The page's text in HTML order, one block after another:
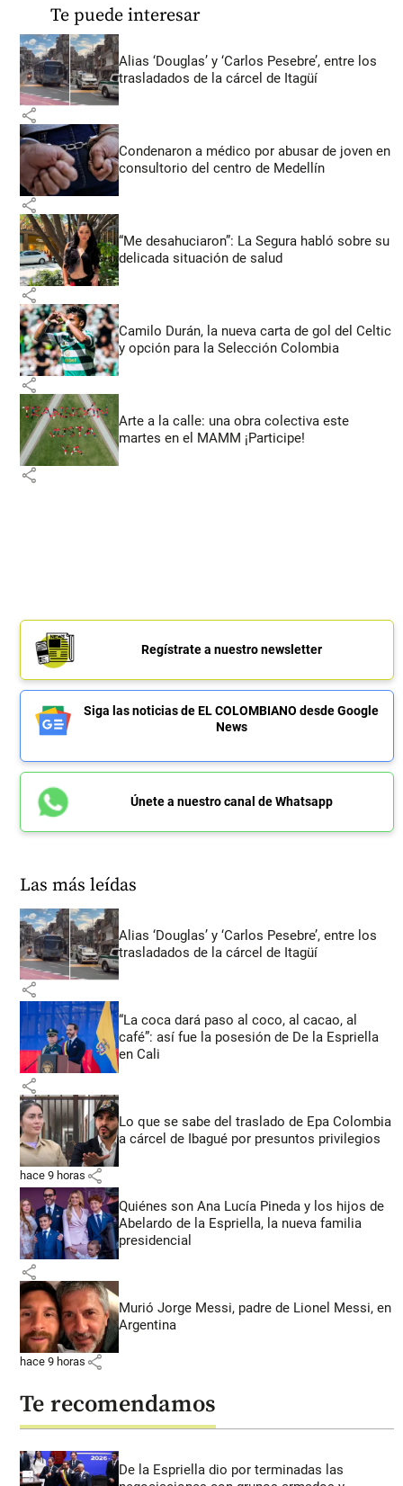
Te puede interesar
Alias ‘Douglas’ y ‘Carlos Pesebre’, entre los
trasladados de la cárcel de Itagüí
share
Condenaron a médico por abusar de joven en
consultorio del centro de Medellín
share
“Me desahuciaron”: La Segura habló sobre su
delicada situación de salud
share
Camilo Durán, la nueva carta de gol del Celtic
y opción para la Selección Colombia
share
Arte a la calle: una obra colectiva este
martes en el MAMM ¡Participe!
share
Regístrate a nuestro newsletter
Siga las noticias de EL COLOMBIANO desde Google
News
Únete a nuestro canal de Whatsapp
Las más leídas
Alias ‘Douglas’ y ‘Carlos Pesebre’, entre los
trasladados de la cárcel de Itagüí
share
“La coca dará paso al coco, al cacao, al
café”: así fue la posesión de De la Espriella
en Cali
share
Lo que se sabe del traslado de Epa Colombia
a cárcel de Ibagué por presuntos privilegios
hace 9 horas share
Quiénes son Ana Lucía Pineda y los hijos de
Abelardo de la Espriella, la nueva familia
presidencial
share
Murió Jorge Messi, padre de Lionel Messi, en
Argentina
hace 9 horas share
Te recomendamos
De la Espriella dio por terminadas las